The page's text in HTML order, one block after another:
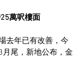
萬呎樓面
去年已有改善，今
尾，新地公布，金